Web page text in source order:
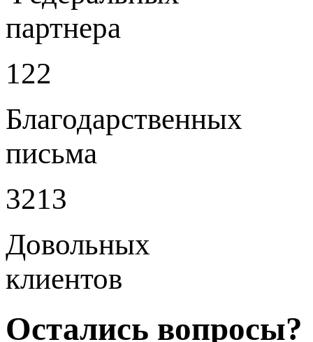
партнера
122
Благодарственных
письма
3213
Довольных
клиентов
Остались вопросы?